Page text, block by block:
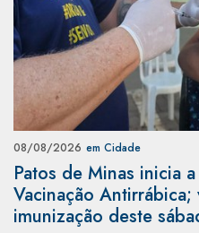
08/08/2026 em Cidade
Patos de Minas inicia
Vacinação
imunização deste